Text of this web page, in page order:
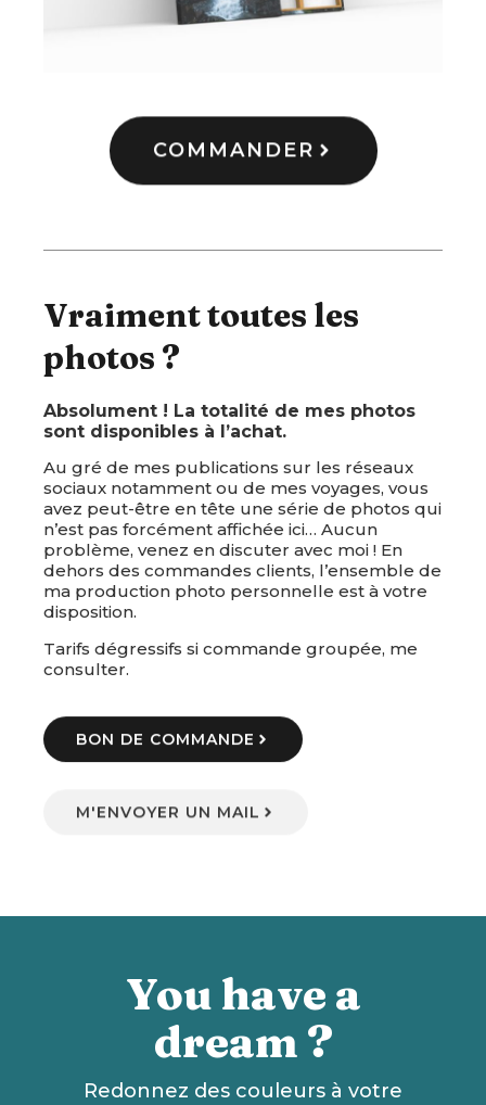
COMMANDER
Vraiment toutes les
photos ?
Absolument ! La totalité de mes photos
sont disponibles à l’achat.
Au gré de mes publications sur les réseaux
sociaux notamment ou de mes voyages, vous
avez peut-être en tête une série de photos qui
n’est pas forcément affichée ici… Aucun
problème, venez en discuter avec moi ! En
dehors des commandes clients, l’ensemble de
ma production photo personnelle est à votre
disposition.
Tarifs dégressifs si commande groupée, me
consulter.
BON DE COMMANDE
M'ENVOYER UN MAIL
You have a
dream ?
Redonnez des couleurs à votre